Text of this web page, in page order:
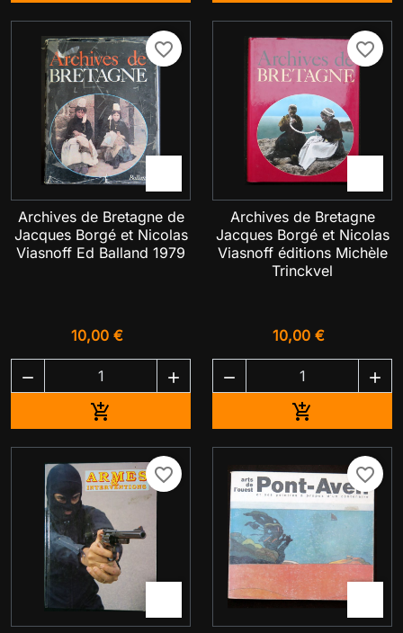
favorite_border
Archives de Bretagne de
Jacques Borgé et Nicolas
Viasnoff Ed Balland 1979
10,00 €
 

favorite_border
Archives de Bretagne
Jacques Borgé et Nicolas
Viasnoff éditions Michèle
Trinckvel
10,00 €
 

favorite_border favorite_border